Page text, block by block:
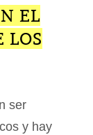
EL
LOS
ser
y hay